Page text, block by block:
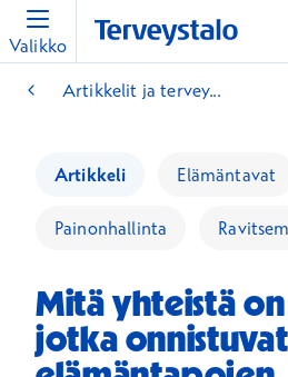
Valikko
Artikkelit ja tervey...
Artikkeli Elämäntavat
Painonhallinta
Mitä yhteistä
jotka